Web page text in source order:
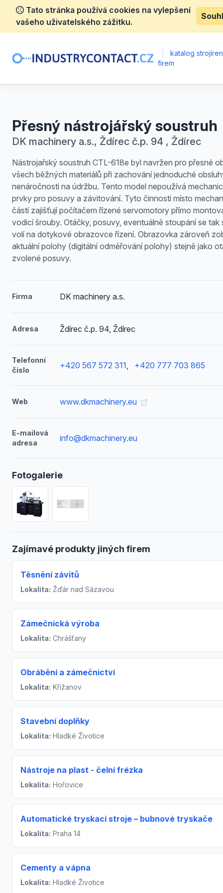
Tato stránka používá cookies na vylepšení
vašeho uživatelského zážitku.
katalog
firem
Přesný nástrojářský soustruh
DK machinery a.s., Ždírec č.p. 94 , Ždírec
Nástrojařský soustruh CTL-618e byl navržen pro přesné
všech běžných materiálů při zachování jednoduché
nenáročnosti na údržbu. Tento model nepoužívá
prvky pro posuvy a závitování. Tyto činnosti místo
částí zajišťují počítačem řízené servomotory přímo
vodicí šrouby. Otáčky, posuvy, eventuálně stoupání se tak
volí na dotykové obrazovce řízení. Obrazovka zároveň
aktuální polohy (digitální odměřování polohy) stejně jako
zvolené posuvy.
Firma DK machinery a.s.
Adresa Ždírec č.p. 94, Ždírec
Telefonní
číslo
+420 567 572 311, +420 777 703 865
Web www.dkmachinery.eu
E-mailová
adresa
info@dkmachinery.eu
Fotogalerie
Zajímavé produkty jiných firem
Těsnění závitů
Lokalita: Žďár nad Sázavou
Zámečnická výroba
Lokalita: Chrášťany
Obrábění a zámečnictví
Lokalita: Křižanov
Stavební doplňky
Lokalita: Hladké Životice
Nástroje na plast - čelní frézka
Lokalita: Hořovice
Automatické tryskací stroje – bubnové tryskače
Lokalita: Praha 14
Cementy a vápna
Lokalita: Hladké Životice